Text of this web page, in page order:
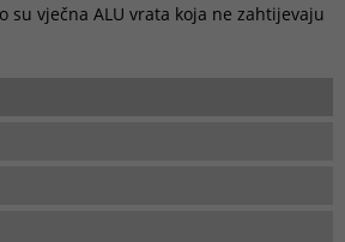
su vječna ALU vrata koja ne zahtijevaju